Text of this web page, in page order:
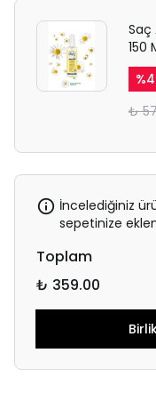
Saç
150
%4
₺
İncelediğiniz
sepetinize
Toplam
₺ 359.00